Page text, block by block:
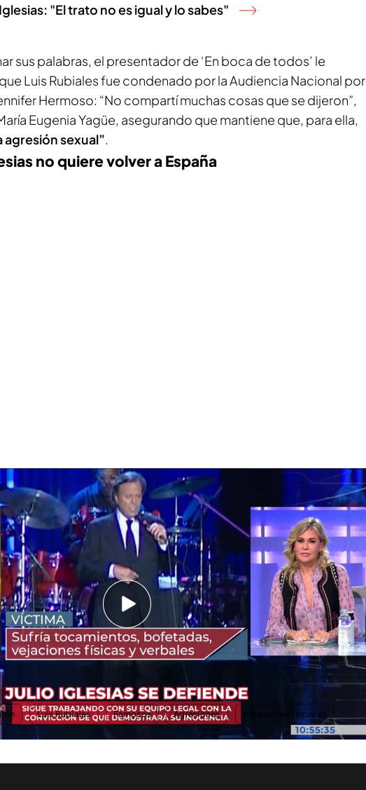
"El trato no es igual y lo sabes"
sus palabras, el presentador de ‘En boca de todos’ le
Luis Rubiales fue condenado por la Audiencia Nacional por
Hermoso: “No compartí muchas cosas que se dijeron”,
Eugenia Yagüe, asegurando que mantiene que, para ella,
agresión sexual”.
no quiere volver a España
no quiere volver a España
polémicas declaraciones de Ana Obregón defendiendo a
voz contra los derechos de las mujeres"
en 'En boca de todos', María Eugenia Yagüe ha hablado de
que saliera a la luz pública esta polémica, ella se puso en
Julio Iglesias y que él le confesó cuál erala verdadera razón
quería volver a España
Luis Rubiales Famosos Agresiones Agresiones sexuales